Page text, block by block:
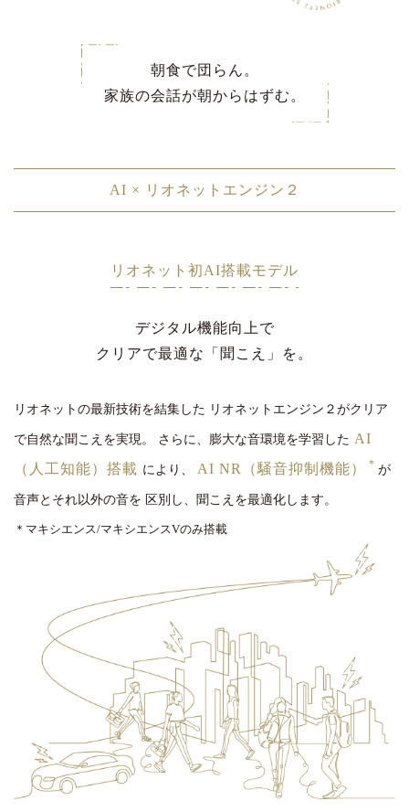
朝食で団らん。
家族の会話が朝からはずむ。
AI × リオネットエンジン２
リオネット初AI搭載モデル
デジタル機能向上で
クリアで最適な「聞こえ」を。
リオネットの最新技術を結集した リオネットエンジン２がクリア
で自然な聞こえを実現。 さらに、膨大な音環境を学習した AI
（人工知能）搭載 により、 AI NR（騒音抑制機能） ＊ が
音声とそれ以外の音を 区別し、聞こえを最適化します。
＊マキシエンス/マキシエンスVのみ搭載